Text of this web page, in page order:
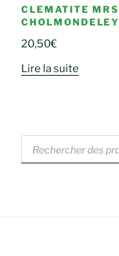
CLEMATITE MRS
CHOLMONDELEY
20,50€
Lire la suite
Recherche
produits